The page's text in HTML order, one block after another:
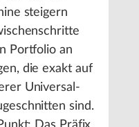
steigern
Portfolio an
die exakt auf
Universal-
sind.